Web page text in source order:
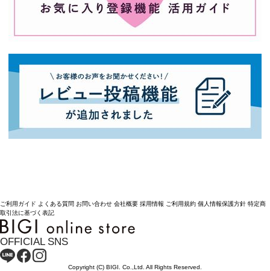
ご利用ガイド よくある質問 お問い合わせ 会社概要 採用情報 ご利用規約 個人情報保護方針 特定商
取引法に基づく表記
OFFICIAL SNS
Copyright (C) BIGI. Co.,Ltd. All Rights Reserved.